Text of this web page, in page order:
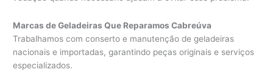
Marcas de Geladeiras Que Reparamos Cabreúva
Trabalhamos com conserto e manutenção de geladeiras
nacionais e importadas, garantindo peças originais e serviços
especializados.